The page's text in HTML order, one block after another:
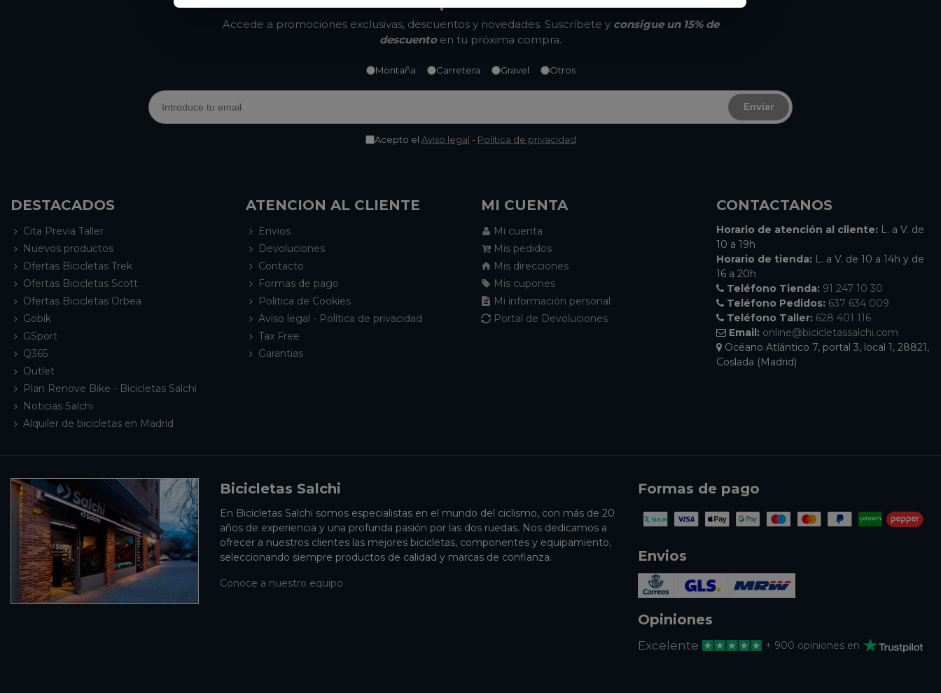
Accede a promociones exclusivas, descuentos y novedades. Suscríbete y consigue un 15% de
descuentoen tu próxima compra.
Montaña Carretera Gravel Otros
Enviar
Acepto el Aviso legal - Política de privacidad
DESTACADOS
Cita Previa Taller
Nuevos productos
Ofertas Bicicletas Trek
Ofertas Bicicletas Scott
Ofertas Bicicletas Orbea
Gobik
GSport
Q365
Outlet
Plan Renove Bike - Bicicletas Salchi
Noticias Salchi
Alquiler de bicicletas en Madrid
ATENCION AL CLIENTE
Envios
Devoluciones
Contacto
Formas de pago
Politica de Cookies
Aviso legal - Política de privacidad
Tax Free
Garantias
MI CUENTA
Mi cuenta
Mis pedidos
Mis direcciones
Mis cupones
Mi información personal
Portal de Devoluciones
CONTACTANOS
Horario de atención al cliente: L. a V. de
10 a 19h
Horario de tienda: L. a V. de 10 a 14h y de
16 a 20h
Teléfono Tienda: 91 247 10 30
Teléfono Pedidos: 637 634 009
Teléfono Taller: 628 401 116
Email: online@bicicletassalchi.com
Océano Atlántico 7, portal 3, local 1, 28821,
Coslada (Madrid)
Bicicletas Salchi
En Bicicletas Salchi somos especialistas en el mundo del ciclismo, con más de 20
años de experiencia y una profunda pasión por las dos ruedas. Nos dedicamos a
ofrecer a nuestros clientes las mejores bicicletas, componentes y equipamiento,
seleccionando siempre productos de calidad y marcas de confianza.
Conoce a nuestro equipo
Formas de pago
Envios
Opiniones
Excelente + 900 opiniones en